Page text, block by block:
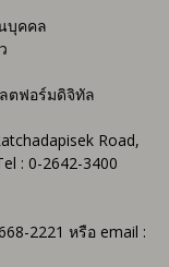
บุคคล
ตฟอร์มดิจิทัล
Road,
: 0-2642-3400
2221 หรือ email :